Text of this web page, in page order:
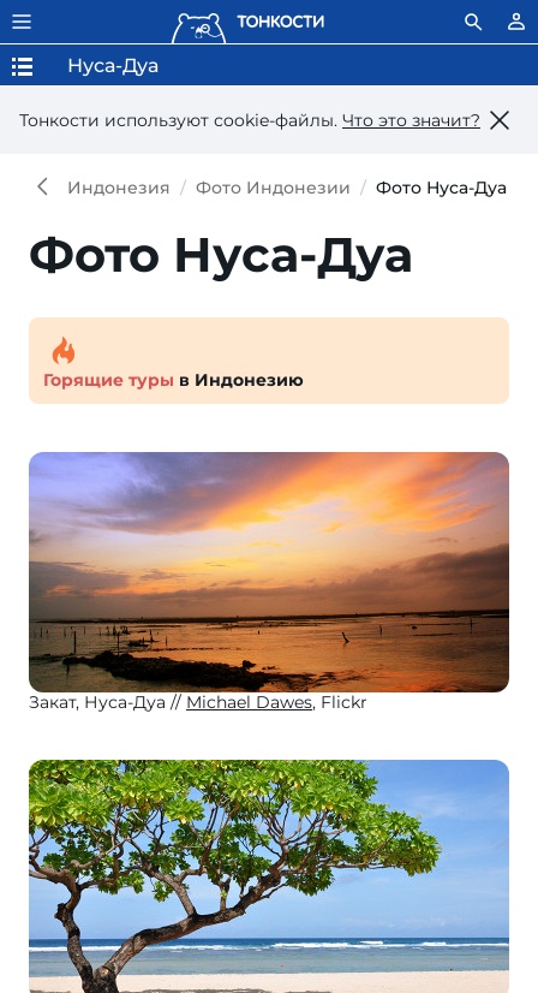
Тонкости используют сookie-файлы. Что это значит?
Нуса-Дуа
Индонезия Фото Индонезии Фото Нуса-Дуа
Фото Нуса-Дуа
Горящие туры в Индонезию
Закат, Нуса-Дуа Michael Dawes, Flickr